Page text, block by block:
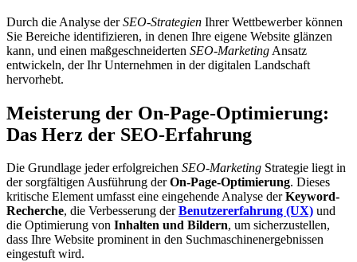
Durch die Analyse derSEO-Strategien Ihrer Wettbewerber können
Sie Bereiche identifizieren, in denen Ihre eigene Website glänzen
kann, und einen maßgeschneiderten SEO-Marketing Ansatz
entwickeln, der Ihr Unternehmen in der digitalen Landschaft
hervorhebt.
Meisterung der On-Page-Optimierung:
Das Herz der SEO-Erfahrung
Die Grundlage jeder erfolgreichen SEO-Marketing Strategie liegt in
der sorgfältigen Ausführung derOn-Page-Optimierung. Dieses
kritische Element umfasst eine eingehende Analyse derKeyword-
Recherche, die Verbesserung derBenutzererfahrung (UX) und
die Optimierung von Inhalten und Bildern, um sicherzustellen,
dass Ihre Website prominent in den Suchmaschinenergebnissen
eingestuft wird.